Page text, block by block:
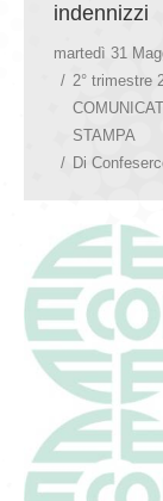
indennizzi
martedì 31
2° trimestre
STAMPA
Di